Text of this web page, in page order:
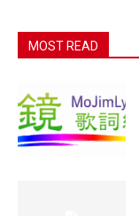
MOST READ